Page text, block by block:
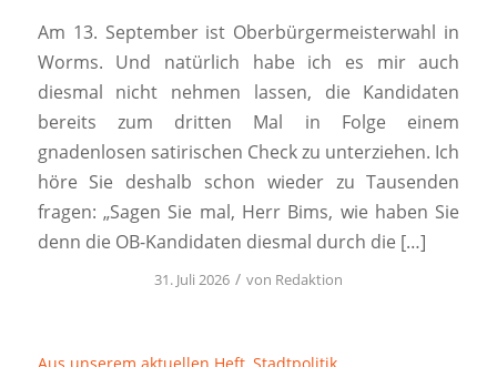
Am 13. September ist Oberbürgermeisterwahl in
Worms. Und natürlich habe ich es mir auch
diesmal nicht nehmen lassen, die Kandidaten
bereits zum dritten Mal in Folge einem
gnadenlosen satirischen Check zu unterziehen. Ich
höre Sie deshalb schon wieder zu Tausenden
fragen: „Sagen Sie mal, Herr Bims, wie haben Sie
denn die OB-Kandidaten diesmal durch die […]
31. Juli 2026 / von Redaktion
Aus unserem aktuellen Heft, Stadtpolitik